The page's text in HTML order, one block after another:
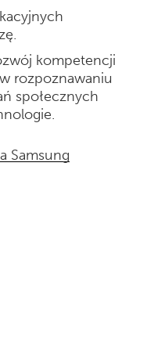
kompetencji
rozpoznawaniu
społecznych
Samsung